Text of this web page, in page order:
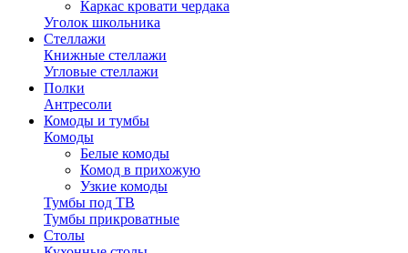
Каркас кровати чердака
Уголок школьника
Стеллажи
Книжные стеллажи
Угловые стеллажи
Полки
Антресоли
Комоды и тумбы
Комоды
Белые комоды
Комод в прихожую
Узкие комоды
Тумбы под ТВ
Тумбы прикроватные
Столы